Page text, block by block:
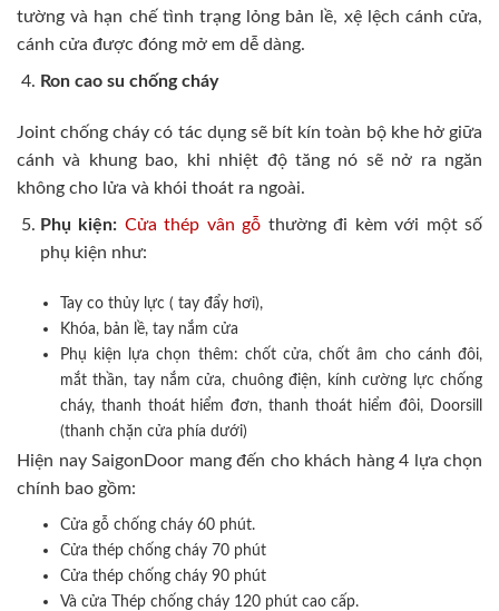
tường và hạn chế tình trạng lỏng bản lề, xệ lệch cánh cửa,
cánh cửa được đóng mở em dễ dàng.
Ron cao su chống cháy
Joint chống cháy có tác dụng sẽ bít kín toàn bộ khe hở giữa
cánh và khung bao, khi nhiệt độ tăng nó sẽ nở ra ngăn
không cho lửa và khói thoát ra ngoài.
Phụ kiện: Cửa thép vân gỗ thường đi kèm với một số
phụ kiện như:
Tay co thủy lực ( tay đẩy hơi),
Khóa, bản lề, tay nắm cửa
Phụ kiện lựa chọn thêm: chốt cửa, chốt âm cho cánh đôi,
mắt thần, tay nắm cửa, chuông điện, kính cường lực chống
cháy, thanh thoát hiểm đơn, thanh thoát hiểm đôi, Doorsill
(thanh chặn cửa phía dưới)
Hiện nay SaigonDoor mang đến cho khách hàng 4 lựa chọn
chính bao gồm:
Cửa gỗ chống cháy 60 phút.
Cửa thép chống cháy 70 phút
Cửa thép chống cháy 90 phút
Và cửa Thép chống cháy 120 phút cao cấp.